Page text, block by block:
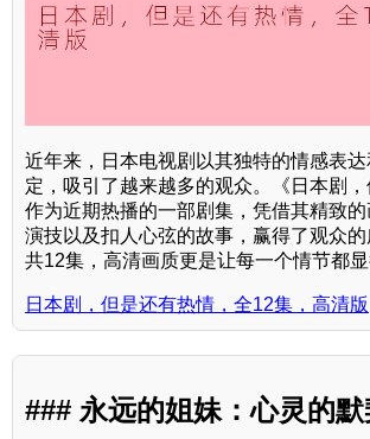
近年来，日本电视剧以其独特的情感表
定，吸引了越来越多的观众。《日本剧，
作为近期热播的一部剧集，凭借其精致
演技以及扣人心弦的故事，赢得了观众
共12集，高清画质更是让每一个情节都显
日本剧，但是还有热情，全12集，高清版
### 永远的姐妹：心灵的